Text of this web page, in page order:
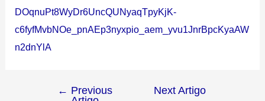
DOqnuPt8WyDr6UncQUNyaqTpyKjK-
c6fyfMvbNOe_pnAEp3nyxpio_aem_yvu1JnrBpcKyaAW
n2dnYlA
← Previous
Next Artigo